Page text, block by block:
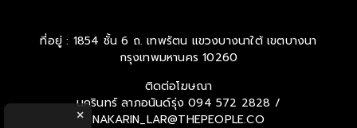
ที่อยู่ : 1854 ชั้น 6 ถ. เทพรัตน แขวงบางนาใต้ เขตบางนา
กรุงเทพมหานคร 10260
ติดต่อโฆษณา
นครินทร์ ลาภอนันด์รุ่ง 094 572 2828 /
NAKARIN_LAR@THEPEOPLE.CO
×